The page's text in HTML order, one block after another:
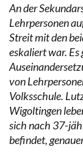
An der
Lehrpersonen
Streit mit den
eskaliert war.
von
Volksschule.
Wigoltingen
sich nach 37-
befindet,